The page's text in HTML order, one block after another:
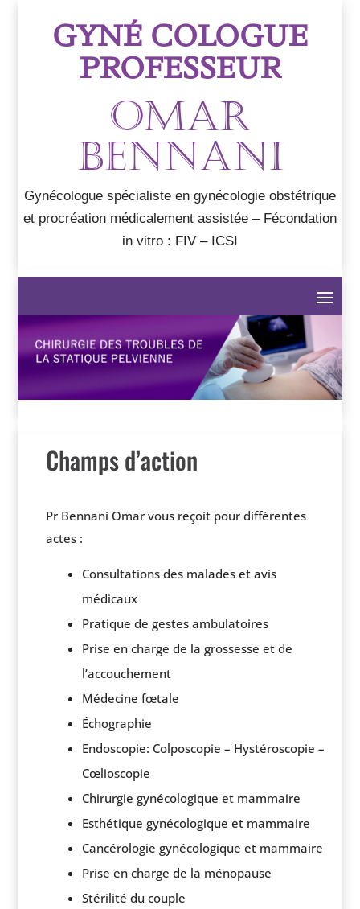
GYNÉ COLOGUE
PROFESSEUR
OMAR
BENNANI
Gynécologue spécialiste en gynécologie obstétrique
et procréation médicalement assistée – Fécondation
in vitro : FIV – ICSI
Champs d’action
Pr Bennani Omar vous reçoit pour différentes
actes :
Consultations des malades et avis
médicaux
Pratique de gestes ambulatoires
Prise en charge de la grossesse et de
l’accouchement
Médecine fœtale
Échographie
Endoscopie: Colposcopie – Hystéroscopie –
Cœlioscopie
Chirurgie gynécologique et mammaire
Esthétique gynécologique et mammaire
Cancérologie gynécologique et mammaire
Prise en charge de la ménopause
Stérilité du couple